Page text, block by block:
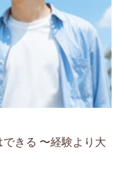
きる 〜経験より大